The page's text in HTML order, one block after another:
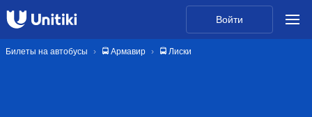
Войти
Билеты на автобусы 🚍 Армавир 🚍 Лиски